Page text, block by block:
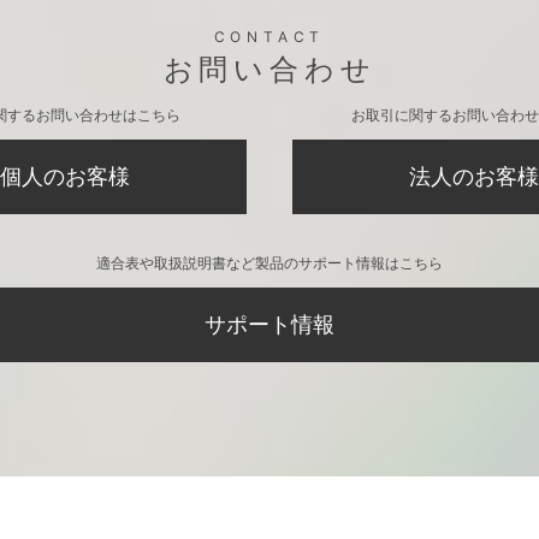
CONTACT
お問い合わせ
するお問い合わせはこちら
個人のお客様
お取引に関するお問い合わ
法人のお客様
適合表や取扱説明書など製品のサポート情報はこちら
サポート情報